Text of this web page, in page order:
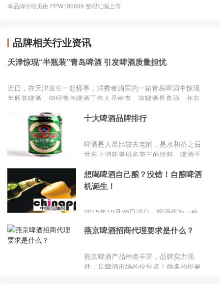
本品牌介绍页由 PPW100699 整理汇编上传
品牌相关行业资讯
天津惊现“半瓶装”青岛啤酒 引发啤酒质量担忧
近日，在天津发生一起怪事，消费者购买的一箱青岛啤酒中惊现
半瓶装啤酒，但经青岛啤酒工作人员检查，该啤酒是真酒，并非
十大啤酒品牌排行
啤酒是人类比较古老的，是水和茶之后
世界上消耗量排名第三的饮料。啤酒于
根据英语Beer译成中文啤...
想喝啤酒自己酿？没错！自酿啤酒
机诞生！
2015年10月28日消息，啤酒作为一种
不管是家人间一起吃饭，还是和朋友聚
变得其乐融融。不过，想要喝啤酒就得
去外面买，如果在家想喝啤酒，还得提
燕京啤酒招商代理要求是什么？
燕京啤酒产品种类丰富，品牌实力强
劲，是啤酒市场的佼佼者！很多的想要